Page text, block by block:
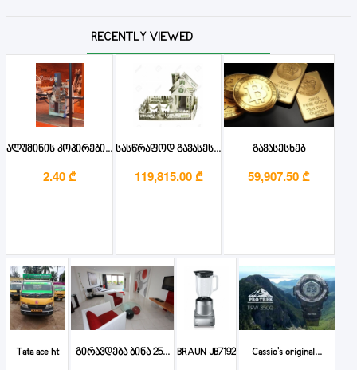
RECENTLY VIEWED
ალუმინის კოპირები...
2.40 ₾
სასწრაფოდ გავასეს...
119,815.00 ₾
გავასესხებ
59,907.50 ₾
Tata ace ht გირავდება ბინა 25... BRAUN JB7192 Cassio's original...